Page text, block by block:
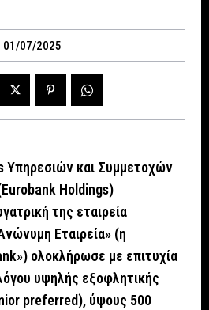
01/07/2025
Υπηρεσιών και Συμμετοχών
Holdings)
της εταιρεία
Εταιρεία» (η
ολοκλήρωσε με επιτυχία
υψηλής εξοφλητικής
preferred), ύψους 500